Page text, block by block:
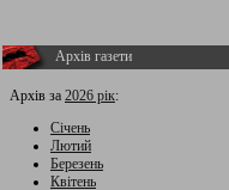
Архів газети
Архів за 2026 рік:
Січень
Лютий
Березень
Квітень